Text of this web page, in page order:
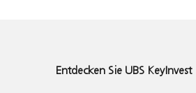
Entdecken Sie UBS KeyInvest